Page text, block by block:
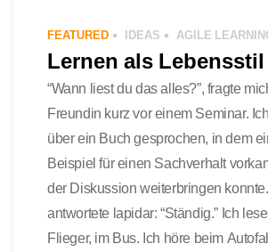
FEATURED IDEAS AGILE
Lernen als Lebensstil
“Wann liest du das alles?”, fragte
Freundin kurz vor einem Seminar.
über ein Buch gesprochen, in dem
Beispiel für einen Sachverhalt
der Diskussion weiterbringen
antwortete lapidar: “Ständig.” Ich
Flieger, im Bus. Ich höre beim